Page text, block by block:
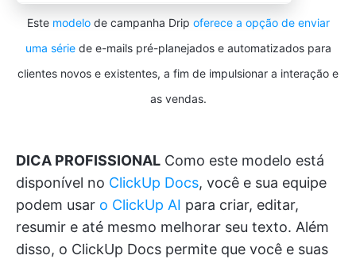
Este modelode campanha Drip oferece a opção de enviar
uma sériede e-mails pré-planejados e automatizados para
clientes novos e existentes, a fim de impulsionar a interação e
as vendas.
DICA PROFISSIONAL Como este modelo está
disponível no ClickUp Docs, você e sua equipe
podem usar o ClickUp AI para criar, editar,
resumir e até mesmo melhorar seu texto. Além
disso, o ClickUp Docs permite que você e suas